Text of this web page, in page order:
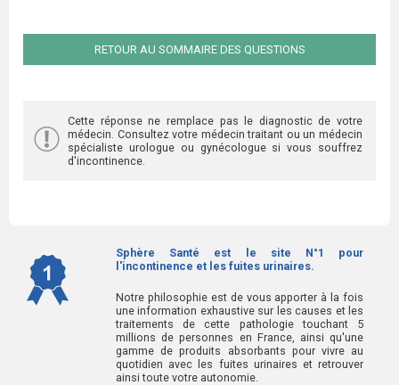
RETOUR AU SOMMAIRE DES QUESTIONS
Cette réponse ne remplace pas le diagnostic de votre
médecin. Consultez votre médecin traitant ou un médecin
spécialiste urologue ou gynécologue si vous souffrez
d'incontinence.
Sphère Santé est le site N°1 pour
l'incontinence et les fuites urinaires.
Notre philosophie est de vous apporter à la fois
une information exhaustive sur les causes et les
traitements de cette pathologie touchant 5
millions de personnes en France, ainsi qu'une
gamme de produits absorbants pour vivre au
quotidien avec les fuites urinaires et retrouver
ainsi toute votre autonomie.